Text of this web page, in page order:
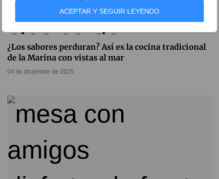
ACEPTAR Y SEGUIR LEYENDO
¿Los sabores perduran? Así es la cocina tradicional
de la Marina con vistas al mar
04 de diciembre de 2025